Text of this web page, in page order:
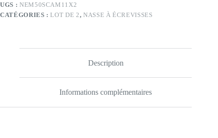
écrevisses
-
UGS : NEM50SCAM11X2
CATÉGORIES :LOT DE 2, NASSE À ÉCREVISSES
Description
Informations complémentaires